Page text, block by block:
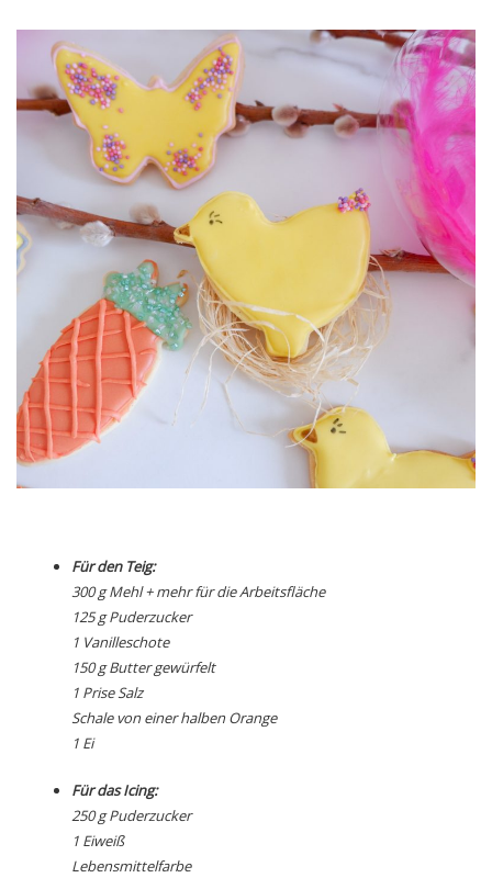
Für den Teig:
300 g Mehl + mehr für die Arbeitsfläche
125 g Puderzucker
1 Vanilleschote
150 g Butter gewürfelt
1 Prise Salz
Schale von einer halben Orange
1 Ei
Für das Icing:
250 g Puderzucker
1 Eiweiß
Lebensmittelfarbe